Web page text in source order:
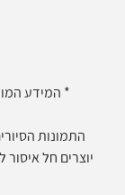
התמונות
יוצרים חל